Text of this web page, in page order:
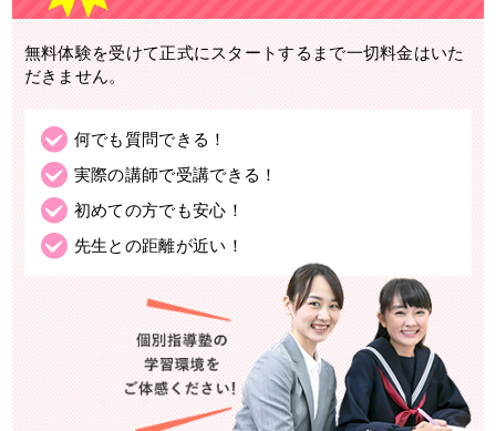
無料体験を受けて正式にスタートするまで一切料金はいた
だきません。
何でも質問できる！
実際の講師で受講できる！
初めての方でも安心！
先生との距離が近い！